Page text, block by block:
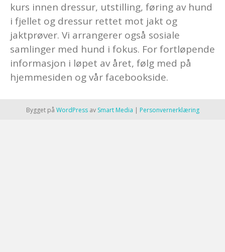
kurs innen dressur, utstilling, føring av hund
i fjellet og dressur rettet mot jakt og
jaktprøver. Vi arrangerer også sosiale
samlinger med hund i fokus. For fortløpende
informasjon i løpet av året, følg med på
hjemmesiden og vår facebookside.
Bygget på WordPressav Smart Media | Personvernerklæring